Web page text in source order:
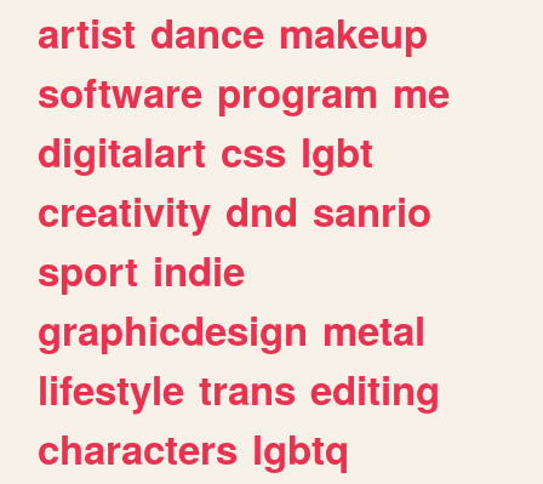
artist dance makeup
software program me
digitalart css lgbt
creativity dnd sanrio
sport indie
graphicdesign metal
lifestyle trans editing
characters lgbtq